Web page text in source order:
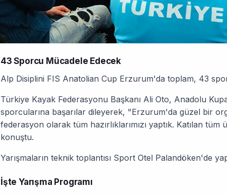
43 Sporcu Mücadele Edecek
Alp Disiplini FIS Anatolian Cup Erzurum'da toplam, 43
Türkiye Kayak Federasyonu Başkanı Ali Oto, Anadolu
sporcularına başarılar dileyerek, "Erzurum'da güzel bir
federasyon olarak tüm hazırlıklarımızı yaptık. Katılan
konuştu.
Yarışmaların teknik toplantısı Sport Otel Palandöken'de
İşte Yarışma Programı